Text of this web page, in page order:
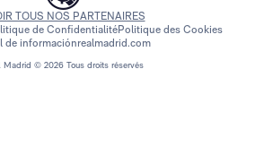
Madrid © 2026 Tous droits réservés
TOUS NOS PARTENAIRES
de ConfidentialitéPolitique des Cookies
de informaciónrealmadrid.com